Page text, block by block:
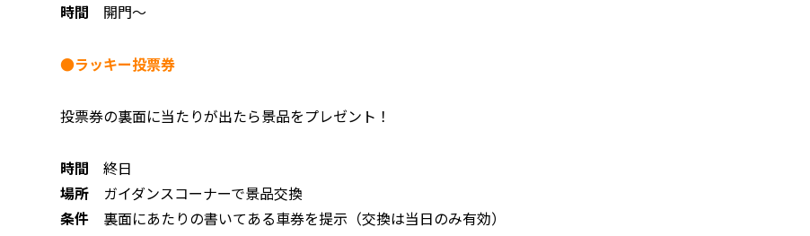
時間 開門～
●ラッキー投票券
投票券の裏面に当たりが出たら景品をプレゼント！
時間 終日
場所 ガイダンスコーナーで景品交換
条件 裏面にあたりの書いてある車券を提示（交換は当日のみ有効）